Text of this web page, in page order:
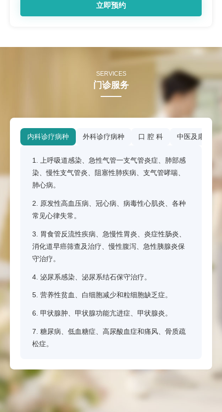
立即预约
SERVICES
门诊服务
内科诊疗病种 外科诊疗病种 口 腔 科 中医及康复
1. 上呼吸道感染、急性气管一支气管炎症、肺部感
染、慢性支气管炎、阻塞性肺疾病、支气管哮喘、
肺心病。
2. 原发性高血压病、冠心病、病毒性心肌炎、各种
常见心律失常。
3. 胃食管反流性疾病、急慢性胃炎、炎症性肠炎、
消化道早癌筛查及治疗、慢性腹泻、急性胰腺炎保
守治疗。
4. 泌尿系感染、泌尿系结石保守治疗。
5. 营养性贫血、白细胞减少和粒细胞缺乏症。
6. 甲状腺肿、甲状腺功能亢进症、甲状腺炎。
7. 糖尿病、低血糖症、高尿酸血症和痛风、骨质疏
松症。